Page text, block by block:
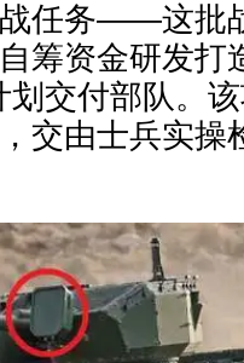
任务——这批
筹资金研发打
交付部队。
交由士兵实操